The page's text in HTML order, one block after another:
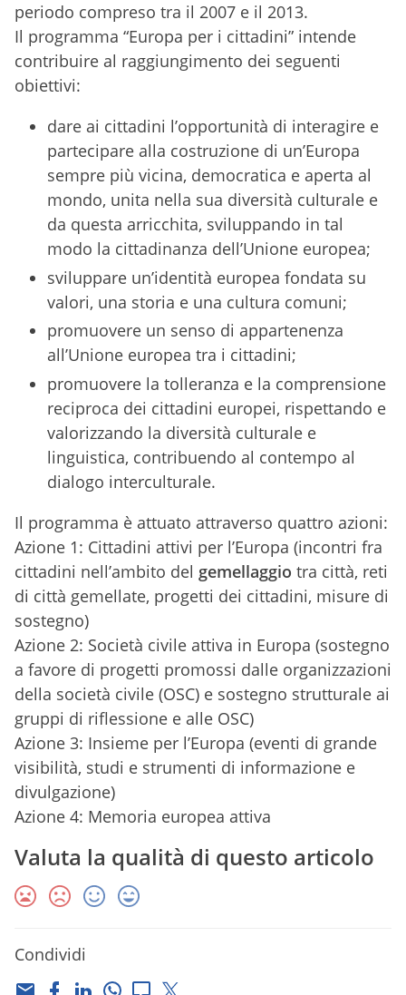
periodo compreso tra il 2007 e il 2013.
Il programma “Europa per i cittadini” intende
contribuire al raggiungimento dei seguenti
obiettivi:
dare ai cittadini l’opportunità di interagire e
partecipare alla costruzione di un’Europa
sempre più vicina, democratica e aperta al
mondo, unita nella sua diversità culturale e
da questa arricchita, sviluppando in tal
modo la cittadinanza dell’Unione europea;
sviluppare un’identità europea fondata su
valori, una storia e una cultura comuni;
promuovere un senso di appartenenza
all’Unione europea tra i cittadini;
promuovere la tolleranza e la comprensione
reciproca dei cittadini europei, rispettando e
valorizzando la diversità culturale e
linguistica, contribuendo al contempo al
dialogo interculturale.
Il programma è attuato attraverso quattro azioni:
Azione 1: Cittadini attivi per l’Europa (incontri fra
cittadini nell’ambito del gemellaggio tra città, reti
di città gemellate, progetti dei cittadini, misure di
sostegno)
Azione 2: Società civile attiva in Europa (sostegno
a favore di progetti promossi dalle organizzazioni
della società civile (OSC) e sostegno strutturale ai
gruppi di riflessione e alle OSC)
Azione 3: Insieme per l’Europa (eventi di grande
visibilità, studi e strumenti di informazione e
divulgazione)
Azione 4: Memoria europea attiva
Valuta la qualità di questo articolo
Condividi